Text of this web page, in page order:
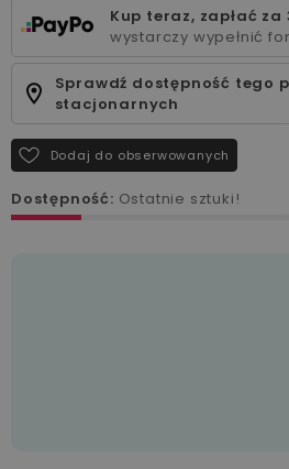
Kup teraz, zapłać za
wystarczy wypełnić
Sprawdź dostępność tego
stacjonarnych
Dodaj do obserwowanych
Dostępność: Ostatnie sztuki!